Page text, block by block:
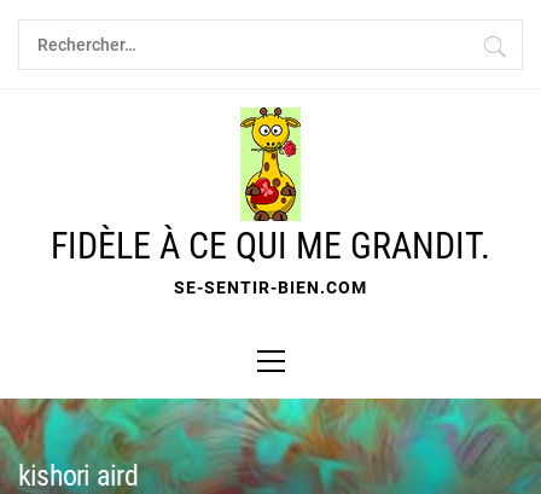
Skip
content
Rechercher :
FIDÈLE À CE QUI ME GRANDIT.
SE-SENTIR-BIEN.COM
Menu
kishori aird